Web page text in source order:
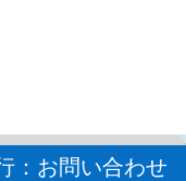
：お問い合わせ